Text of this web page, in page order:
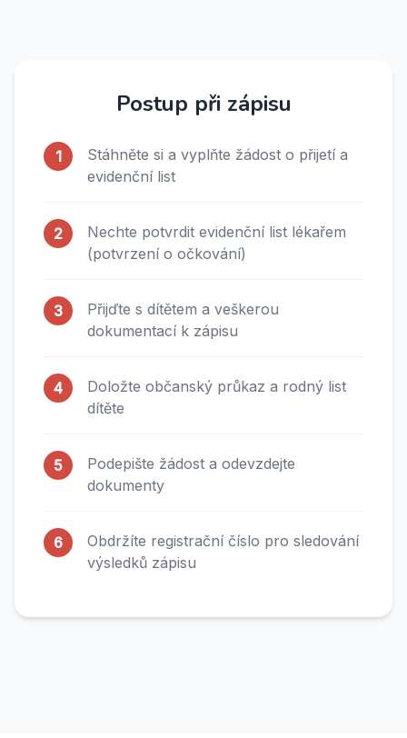
Postup při zápisu
1
Stáhněte si a vyplňte žádost o přijetí a
evidenční list
2
Nechte potvrdit evidenční list lékařem
(potvrzení o očkování)
3
Přijďte s dítětem a veškerou
dokumentací k zápisu
4
Doložte občanský průkaz a rodný list
dítěte
5
Podepište žádost a odevzdejte
dokumenty
6
Obdržíte registrační číslo pro sledování
výsledků zápisu